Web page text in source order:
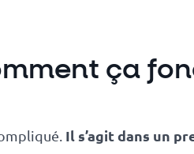
ça
Il s’agit dans un